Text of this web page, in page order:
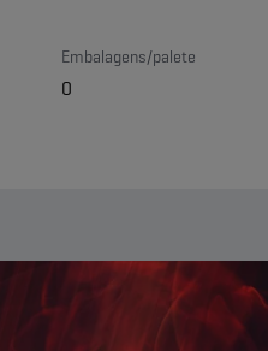
Embalagens/palete
0